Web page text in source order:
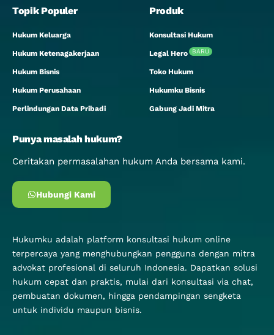
Topik Populer
Hukum Keluarga
Hukum Ketenagakerjaan
Hukum Bisnis
Hukum Perusahaan
Perlindungan Data Pribadi
Produk
Konsultasi Hukum
Legal Hero BARU
Toko Hukum
Hukumku Bisnis
Gabung Jadi Mitra
Punya masalah hukum?
Ceritakan permasalahan hukum Anda bersama kami.
Hubungi Kami
Hukumku adalah platform konsultasi hukum online
terpercaya yang menghubungkan pengguna dengan mitra
advokat profesional di seluruh Indonesia. Dapatkan solusi
hukum cepat dan praktis, mulai dari konsultasi via chat,
pembuatan dokumen, hingga pendampingan sengketa
untuk individu maupun bisnis.